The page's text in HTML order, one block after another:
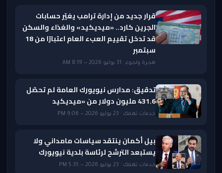
قرار جديد من إدارة ترامب يغيّر حسابات
الجرين كارد.. «ميديكيد» والغذاء والسكن
قد تدخل تقييم العبء العام اعتبارًا من 18
سبتمبر
هجرة ولجوء · 31 يوليو 2026 — 8:19 AM
تدقيق: مدارس نيويورك العامة لم تحصّل
431.6 مليون دولار من «ميديكيد
خدمات تهمك · 23 يوليو 2026 — 9:06 PM
بيل أكمان ينتقد سياسات مامداني ولا
يستبعد الترشح لرئاسة بلدية نيويورك
خدمات تهمك · 23 يوليو 2026 — 5:35 PM